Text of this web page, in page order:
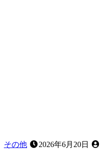
その他
2026年6月20日